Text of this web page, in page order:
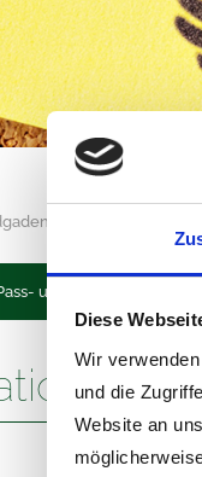
Diese
Wir
und die
Website an
und Ausweiswesen